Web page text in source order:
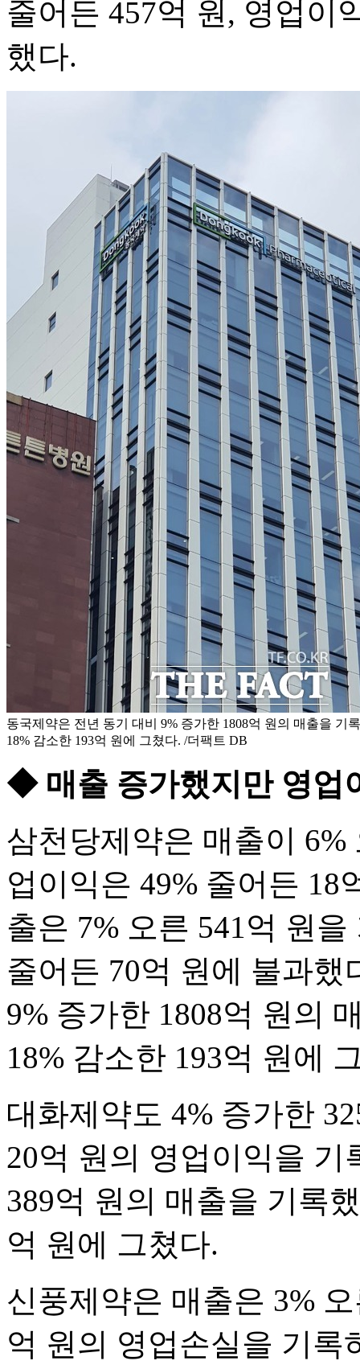
줄어든 457억 원, 영업이
했다.
동국제약은 전년 동기 대비 9% 증가한 1808억 원의 매출을 기
18% 감소한 193억 원에 그쳤다. /더팩트 DB
◆ 매출 증가했지만 영업
삼천당제약은 매출이
업이익은 49% 줄어든 18
출은 7% 오른 541억 원
줄어든 70억 원에 불과
9% 증가한 1808억 원의
18% 감소한 193억 원에
대화제약도 4% 증가한
20억 원의 영업이익을 기
389억 원의 매출을 기록
억 원에 그쳤다.
신풍제약은 매출은 3%
억 원의 영업손실을 기록